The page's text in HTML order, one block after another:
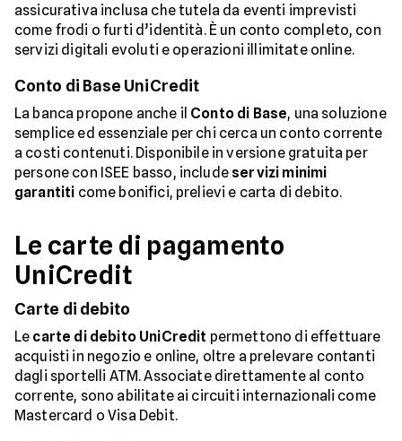
assicurativa inclusa che tutela da eventi imprevisti
come frodi o furti d’identità. È un conto completo, con
servizi digitali evoluti e operazioni illimitate online.
Conto di Base UniCredit
La banca propone anche il Conto di Base, una soluzione
semplice ed essenziale per chi cerca un conto corrente
a costi contenuti. Disponibile in versione gratuita per
persone con ISEE basso, include servizi minimi
garantiti come bonifici, prelievi e carta di debito.
Le carte di pagamento
UniCredit
Carte di debito
Le carte di debito UniCredit permettono di effettuare
acquisti in negozio e online, oltre a prelevare contanti
dagli sportelli ATM. Associate direttamente al conto
corrente, sono abilitate ai circuiti internazionali come
Mastercard o Visa Debit.